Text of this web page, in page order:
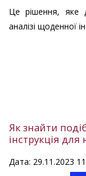
Це рішення, яке
аналізі щоденної
Як знайти
інструкція для
Дата: 29.11.2023